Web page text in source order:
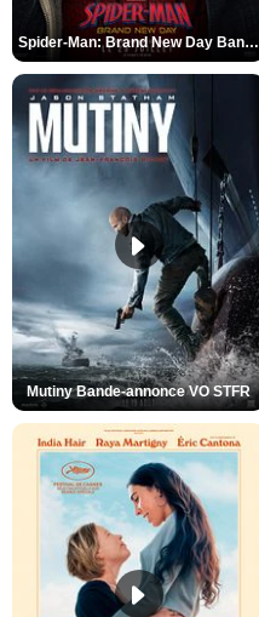
Spider-Man: Brand New Day Bande-annonce VO STFR
Mutiny Bande-annonce VO STFR